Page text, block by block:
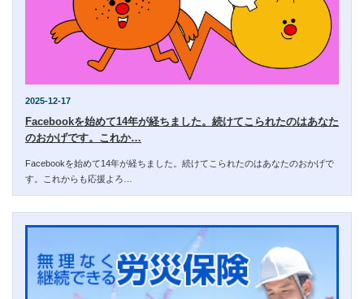
2025-12-17
Facebookを始めて14年が経ちました。続けてこられたのはあなた
のおかげです。これか…
Facebookを始めて14年が経ちました。続けてこられたのはあなたのおかげで
す。これからも応援よろ…